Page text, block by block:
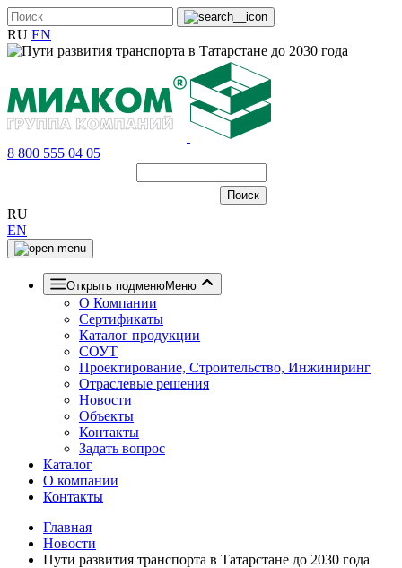
RU EN
8 800 555 04 05
RU
EN
Открыть подменюМеню
О Компании
Сертификаты
Каталог продукции
СОУТ
Проектирование, Строительство, Инжиниринг
Отраслевые решения
Новости
Объекты
Контакты
Задать вопрос
Каталог
О компании
Контакты
Главная
Новости
Пути развития транспорта в Татарстане до 2030 года